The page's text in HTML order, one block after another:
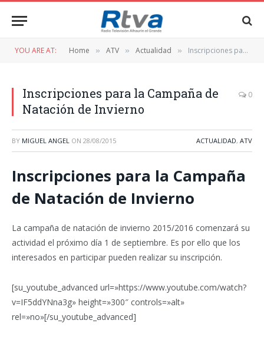
YOU ARE AT: Home » ATV » Actualidad » Inscripciones para la Campaña de Natación de Invierno
Inscripciones para la Campaña de
Natación de Invierno
0
BY MIGUEL ANGEL ON 28/08/2015 ACTUALIDAD, ATV
Inscripciones para la Campaña
de Natación de Invierno
La campaña de natación de invierno 2015/2016 comenzará su
actividad el próximo día 1 de septiembre. Es por ello que los
interesados en participar pueden realizar su inscripción.
[su_youtube_advanced url=»https://www.youtube.com/watch?
v=IF5ddYNna3g» height=»300″ controls=»alt»
rel=»no»[/su_youtube_advanced]